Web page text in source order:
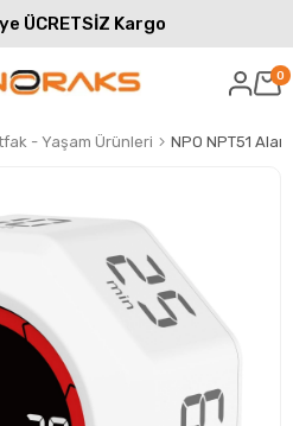
ÜCRETSİZ Kargo
0
- Yaşam Ürünleri